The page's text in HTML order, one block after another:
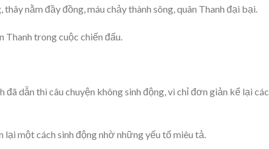
nằm đầy đồng, máu chảy thành sông, quân Thanh đại bại.
Thanh trong cuộc chiến đấu.
dẫn thì câu chuyện không sinh động, vì chỉ đơn giản kể lại
một cách sinh động nhờ những yếu tố miêu tả.